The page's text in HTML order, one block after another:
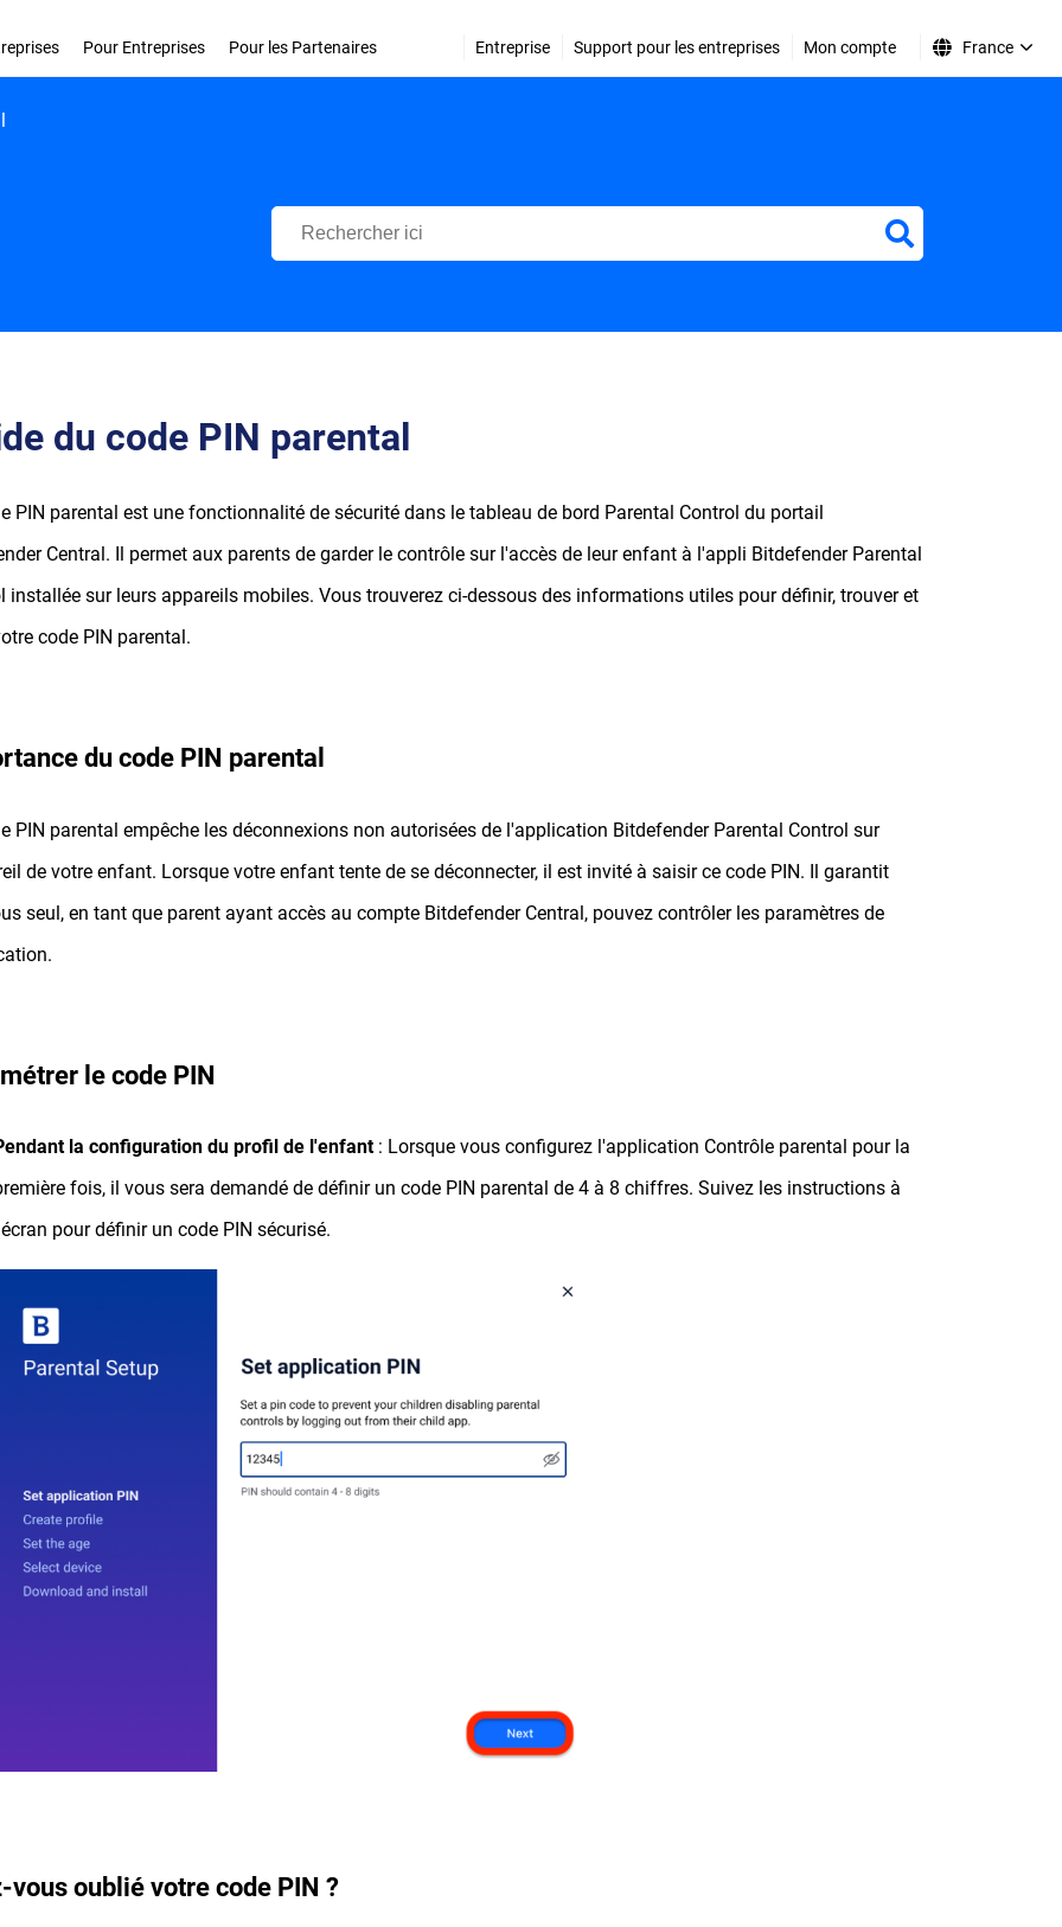
Pour Entreprises Pour les Partenaires Entreprise Support pour les entreprises Mon compte France
Centre d'Assistance Bitdefender
du code PIN parental
PIN parental est une fonctionnalité de sécurité dans le tableau de bord Parental Control du portail
Central. Il permet aux parents de garder le contrôle sur l'accès de leur enfant à l'appli Bitdefender Parental
installée sur leurs appareils mobiles. Vous trouverez ci-dessous des informations utiles pour définir, trouver et
code PIN parental.
du code PIN parental
PIN parental empêche les déconnexions non autorisées de l'application Bitdefender Parental Control sur
de votre enfant. Lorsque votre enfant tente de se déconnecter, il est invité à saisir ce code PIN. Il garantit
seul, en tant que parent ayant accès au compte Bitdefender Central, pouvez contrôler les paramètres de
le code PIN
la configuration du profil de l'enfant : Lorsque vous configurez l'application Contrôle parental pour la
fois, il vous sera demandé de définir un code PIN parental de 4 à 8 chiffres. Suivez les instructions à
pour définir un code PIN sécurisé.
vous oublié votre code PIN ?